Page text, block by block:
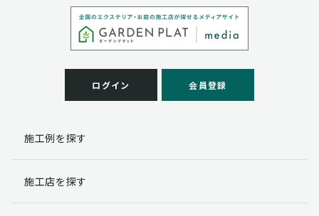
個人情報の取扱い業務の委託
弊社は事業運営上、お客様により良いサービスを提供す
るために業務の一部を外部に委託しており、業務委託先
客様には、貴殿の個人情報の利用目的の通知、開示、訂
理・機密保持などによりお客様の個人情報の漏洩防止に
個人情報提出の任意性
ログイン 会員登録
施工例を探す
施工店を探す